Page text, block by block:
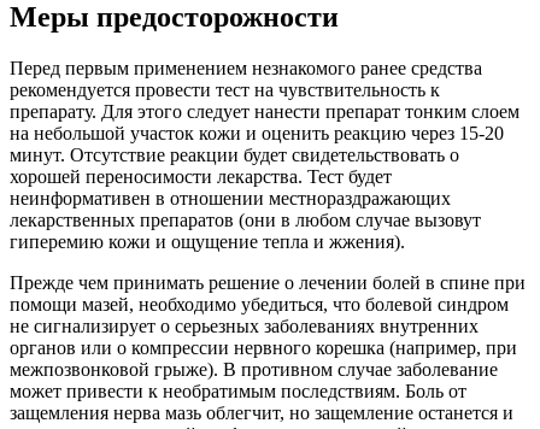
Меры предосторожности
Перед первым применением незнакомого ранее средства
рекомендуется провести тест на чувствительность к
препарату. Для этого следует нанести препарат тонким слоем
на небольшой участок кожи и оценить реакцию через 15-20
минут. Отсутствие реакции будет свидетельствовать о
хорошей переносимости лекарства. Тест будет
неинформативен в отношении местнораздражающих
лекарственных препаратов (они в любом случае вызовут
гиперемию кожи и ощущение тепла и жжения).
Прежде чем принимать решение о лечении болей в спине при
помощи мазей, необходимо убедиться, что болевой синдром
не сигнализирует о серьезных заболеваниях внутренних
органов или о компрессии нервного корешка (например, при
межпозвонковой грыже). В противном случае заболевание
может привести к необратимым последствиям. Боль от
защемления нерва мазь облегчит, но защемление останется и